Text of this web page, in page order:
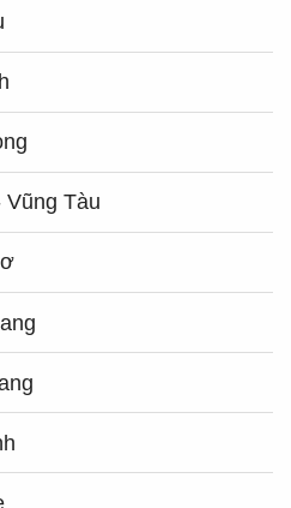
Vũng Tàu